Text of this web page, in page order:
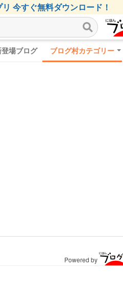
今すぐ無料ダウンロード！
場ブログ ブログ村カテゴリー
Powered by